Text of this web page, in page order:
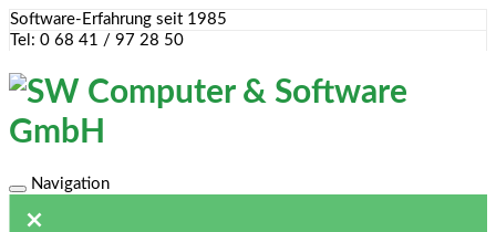
Software-Erfahrung seit 1985
Tel: 0 68 41 / 97 28 50
Toggle
navigation
Navigation